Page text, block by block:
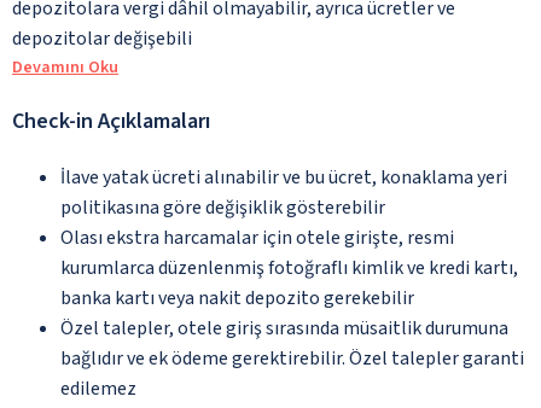
depozitolara vergi dâhil olmayabilir, ayrıca ücretler ve
depozitolar değişebili
Devamını Oku
Check-in Açıklamaları
İlave yatak ücreti alınabilir ve bu ücret, konaklama yeri
politikasına göre değişiklik gösterebilir
Olası ekstra harcamalar için otele girişte, resmi
kurumlarca düzenlenmiş fotoğraflı kimlik ve kredi kartı,
banka kartı veya nakit depozito gerekebilir
Özel talepler, otele giriş sırasında müsaitlik durumuna
bağlıdır ve ek ödeme gerektirebilir. Özel talepler garanti
edilemez